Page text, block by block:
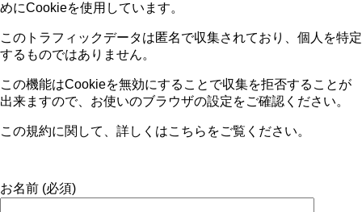
めにCookieを使用しています。
このトラフィックデータは匿名で収集されており、個人を特定
するものではありません。
この機能はCookieを無効にすることで収集を拒否することが
出来ますので、お使いのブラウザの設定をご確認ください。
この規約に関して、詳しくはこちらをご覧ください。
お名前 (必須)